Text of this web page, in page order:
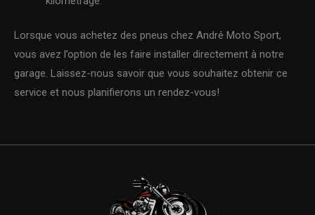
Lorsque vous achetez des pneus chez André Moto Sport,
vous avez l’option de les faire installer directement à notre
garage. Laissez-nous savoir que vous souhaitez obtenir ce
service et nous planifierons un rendez-vous!